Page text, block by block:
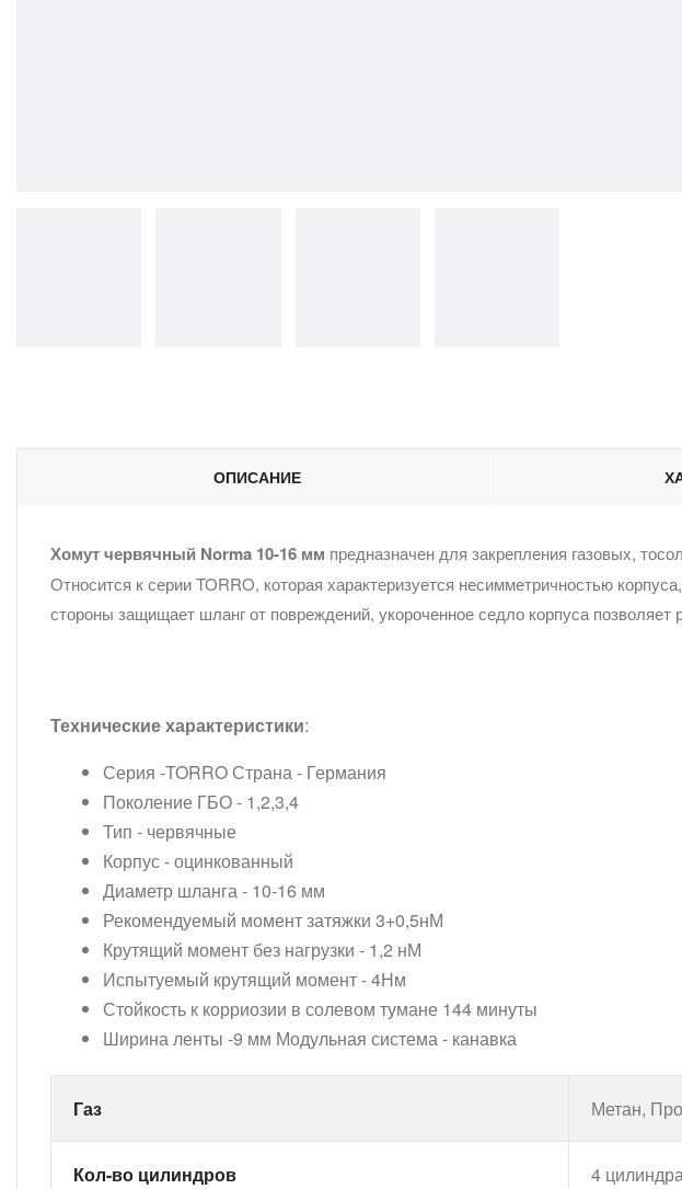
ОПИСАНИЕ
Хомут червячный Norma 10-16 мм предназначен для закрепления газовых,
Относится к серии TORRO, которая характеризуется несимметричностью
стороны защищает шланг от повреждений, укороченное седло корпуса
Технические характеристики:
Серия -TORRO Страна - Германия
Поколение ГБО - 1,2,3,4
Тип - червячные
Корпус - оцинкованный
Диаметр шланга - 10-16 мм
Рекомендуемый момент затяжки 3+0,5нМ
Крутящий момент без нагрузки - 1,2 нМ
Испытуемый крутящий момент - 4Нм
Стойкость к корриозии в солевом тумане 144 минуты
Ширина ленты -9 мм Модульная система - канавка
Газ Метан,
Кол-во цилиндров 4